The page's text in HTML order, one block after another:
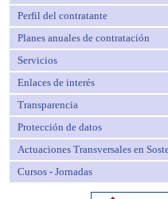
Perfil del contratante
Planes anuales de contratación
Servicios
Enlaces de interés
Transparencia
Protección de datos
Actuaciones Transversales en
Cursos - Jornadas